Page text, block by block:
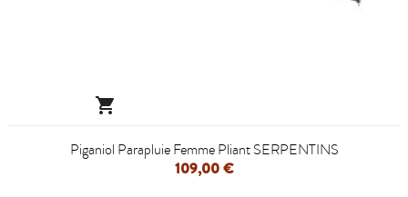

Piganiol Parapluie Femme Pliant SERPENTINS
109,00 €